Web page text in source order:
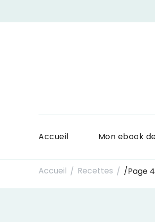
Accueil Mon ebook
Accueil / Recettes / /Page 4